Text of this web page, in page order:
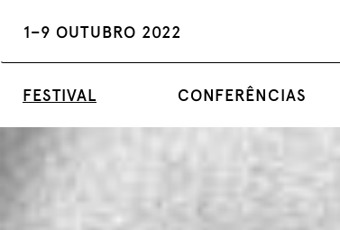
1–9 OUTUBRO 2022
FESTIVAL CONFERÊNCIAS